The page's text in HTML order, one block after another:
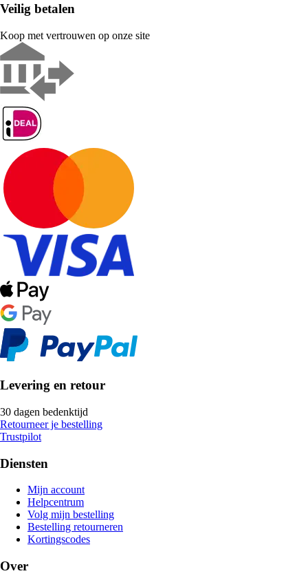
Veilig betalen
Koop met vertrouwen op onze site
Levering en retour
30 dagen bedenktijd
Retourneer je bestelling
Trustpilot
Diensten
Mijn account
Helpcentrum
Volg mijn bestelling
Bestelling retourneren
Kortingscodes
Over